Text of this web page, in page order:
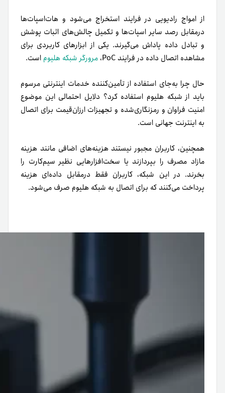
از امواج رادیویی در فرایند استخراج می‌شود و هات‌اسپات‌ها
درمقابل رصد سایر اسپات‌ها و تکمیل چالش‌های اثبات پوشش
و تبادل داده پاداش می‌گیرند. یکی از ابزارهای کاربردی‌ برای
مشاهده اتصال داده در فرایند PoC،
مرورگر شبکه هلیوم است.
حال چرا به‌جای استفاده از تأمین‌کننده خدمات اینترنتی مرسوم
باید از شبکه هلیوم استفاده کرد؟ دلایل احتمالی این موضوع
امنیت فراوان و رمزنگاری‌شده و تجهیزات ارزان‌قیمت برای اتصال
به اینترنت جهانی است.
همچنین، کاربران مجبور نیستند هزینه‌های اضافی مانند هزینه
مازاد مصرف را بپردازند یا سخت‌افزارهایی نظیر سیم‌کارت را
بخرند. در این شبکه، کاربران فقط درمقابل داده‌ای هزینه
پرداخت می‌کنند که برای اتصال به شبکه هلیوم صرف می‌شود.